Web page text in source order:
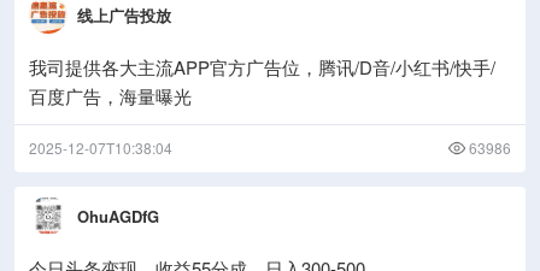
线上广告投放
我司提供各大主流APP官方广告位，腾讯/D音/小红书/快手/
百度广告，海量曝光
2025-12-07T10:38:04 63986
OhuAGDfG